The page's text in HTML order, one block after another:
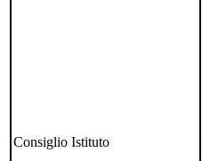
Consiglio Istituto